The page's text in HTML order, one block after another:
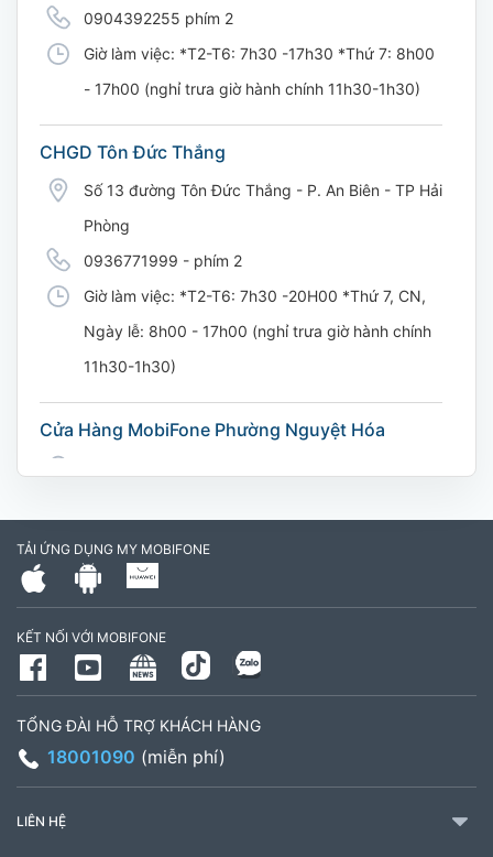
0904392255 phím 2
Giờ làm việc: *T2-T6: 7h30 -17h30 *Thứ 7: 8h00
- 17h00 (nghỉ trưa giờ hành chính 11h30-1h30)
CHGD Tôn Đức Thắng
Số 13 đường Tôn Đức Thắng - P. An Biên - TP Hải
Phòng
0936771999 - phím 2
Giờ làm việc: *T2-T6: 7h30 -20H00 *Thứ 7, CN,
Ngày lễ: 8h00 - 17h00 (nghỉ trưa giờ hành chính
11h30-1h30)
Cửa Hàng MobiFone Phường Nguyệt Hóa
795497999
Giờ làm việc: Thứ 2 đến Thứ 6: Sáng 07:30 -
11:00 Chiều 13:30 đến 17:30 Thứ 7: Sáng 08:00
- 11:30 chiều 13:00 đến 17:00
CH 21B Ba La (CH 16 Ba La)
TẢI ỨNG DỤNG MY MOBIFONE
KẾT NỐI VỚI MOBIFONE
TỔNG ĐÀI HỖ TRỢ KHÁCH HÀNG
18001090 (miễn phí)
LIÊN HỆ